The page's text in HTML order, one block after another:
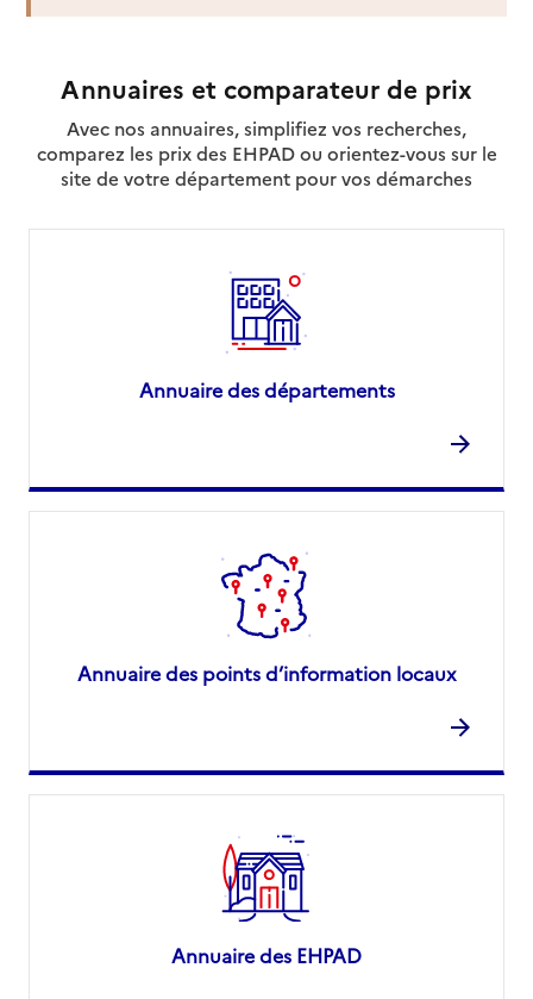
Annuaires et comparateur de prix
Avec nos annuaires, simplifiez vos recherches,
comparez les prix des EHPAD ou orientez-vous sur le
site de votre département pour vos démarches
Annuaire des départements
Annuaire des points d’information locaux
Annuaire des EHPAD